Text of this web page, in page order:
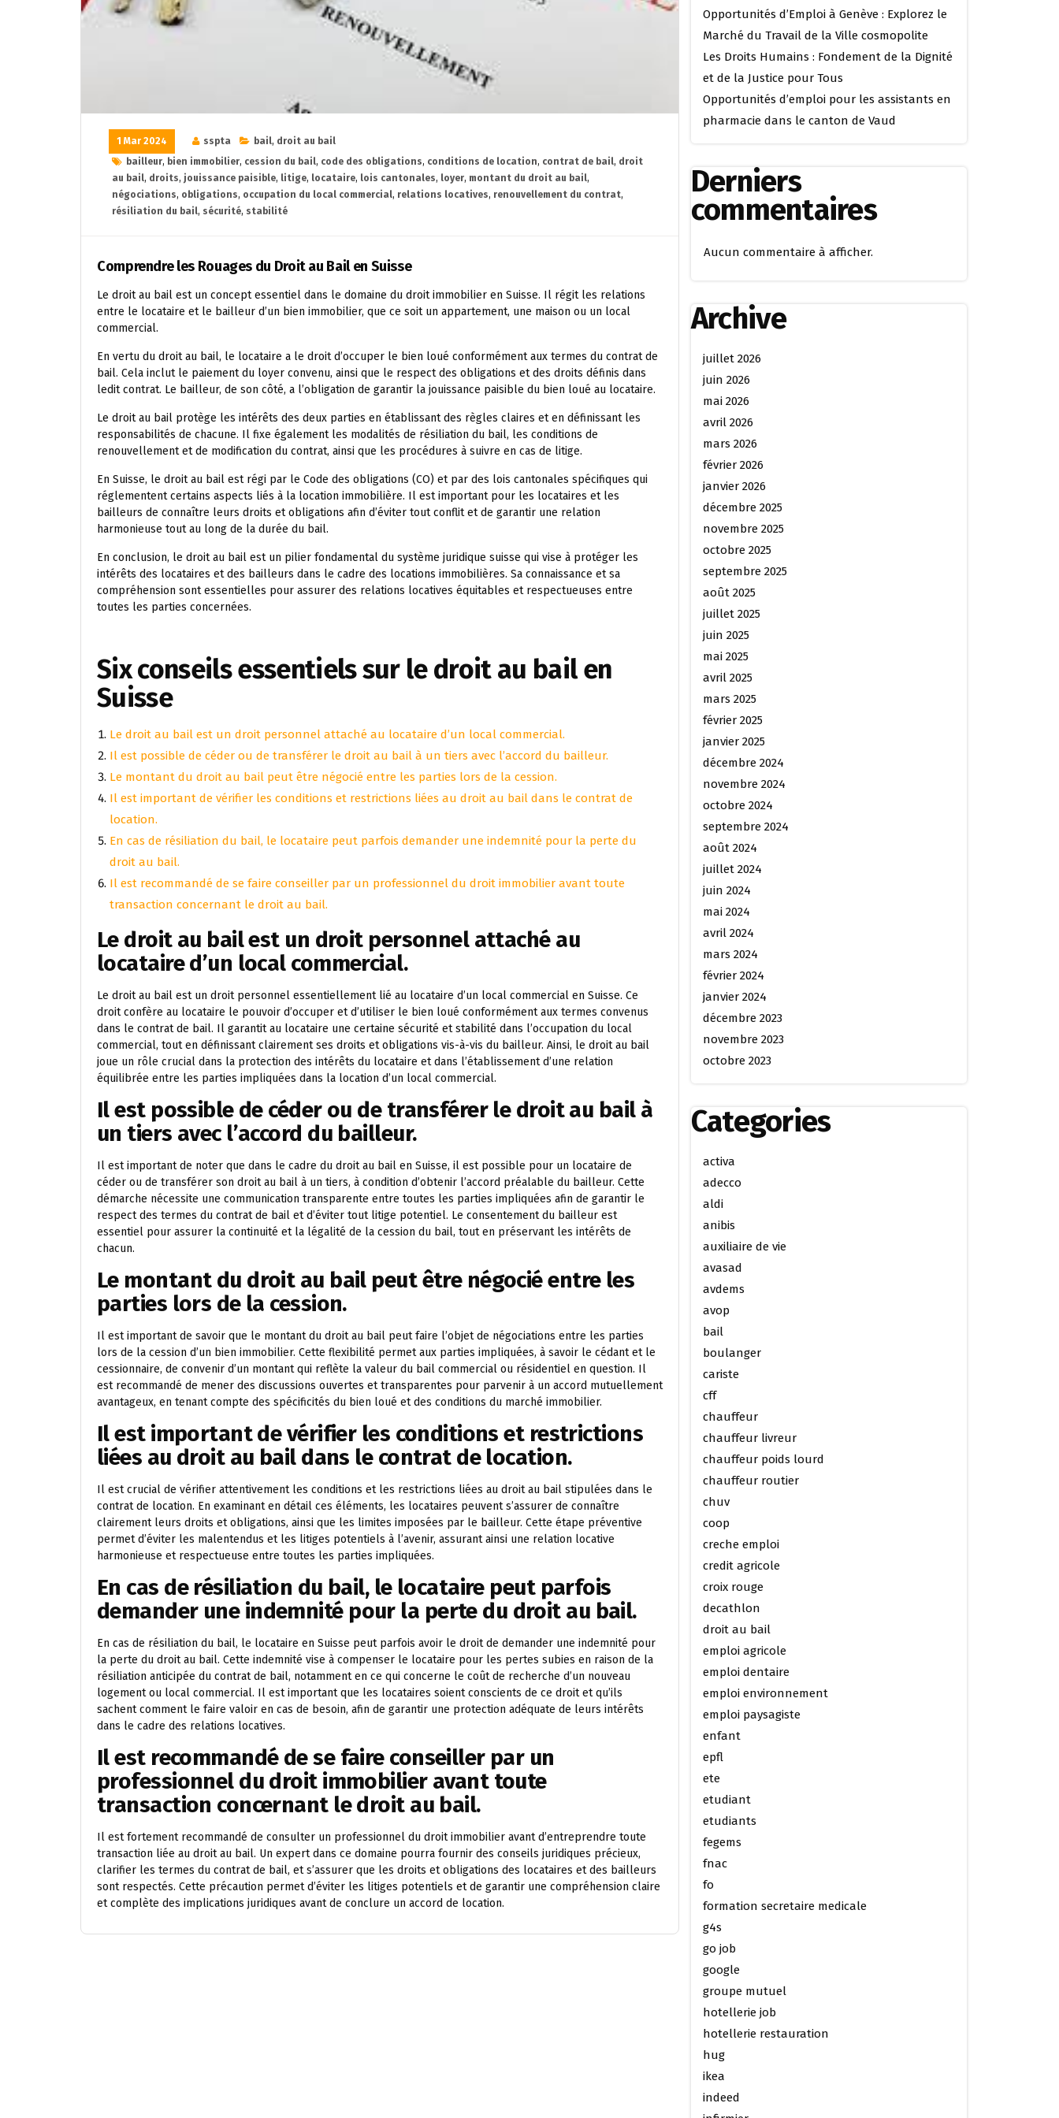
1 Mar 2024 sspta bail, droit au bail
bailleur, bien immobilier, cession du bail, code des obligations, conditions de location, contrat de bail, droit
au bail, droits, jouissance paisible, litige, locataire, lois cantonales, loyer, montant du droit au bail,
négociations, obligations, occupation du local commercial, relations locatives, renouvellement du contrat,
résiliation du bail, sécurité, stabilité
Comprendre les Rouages du Droit au Bail en Suisse
Le droit au bail est un concept essentiel dans le domaine du droit immobilier en Suisse. Il régit les relations
entre le locataire et le bailleur d’un bien immobilier, que ce soit un appartement, une maison ou un local
commercial.
En vertu du droit au bail, le locataire a le droit d’occuper le bien loué conformément aux termes du contrat de
bail. Cela inclut le paiement du loyer convenu, ainsi que le respect des obligations et des droits définis dans
ledit contrat. Le bailleur, de son côté, a l’obligation de garantir la jouissance paisible du bien loué au locataire.
Le droit au bail protège les intérêts des deux parties en établissant des règles claires et en définissant les
responsabilités de chacune. Il fixe également les modalités de résiliation du bail, les conditions de
renouvellement et de modification du contrat, ainsi que les procédures à suivre en cas de litige.
En Suisse, le droit au bail est régi par le Code des obligations (CO) et par des lois cantonales spécifiques qui
réglementent certains aspects liés à la location immobilière. Il est important pour les locataires et les
bailleurs de connaître leurs droits et obligations afin d’éviter tout conflit et de garantir une relation
harmonieuse tout au long de la durée du bail.
En conclusion, le droit au bail est un pilier fondamental du système juridique suisse qui vise à protéger les
intérêts des locataires et des bailleurs dans le cadre des locations immobilières. Sa connaissance et sa
compréhension sont essentielles pour assurer des relations locatives équitables et respectueuses entre
toutes les parties concernées.
Six conseils essentiels sur le droit au bail en
Suisse
Le droit au bail est un droit personnel attaché au locataire d’un local commercial.
Il est possible de céder ou de transférer le droit au bail à un tiers avec l’accord du bailleur.
Le montant du droit au bail peut être négocié entre les parties lors de la cession.
Il est important de vérifier les conditions et restrictions liées au droit au bail dans le contrat de
location.
En cas de résiliation du bail, le locataire peut parfois demander une indemnité pour la perte du
droit au bail.
Il est recommandé de se faire conseiller par un professionnel du droit immobilier avant toute
transaction concernant le droit au bail.
Le droit au bail est un droit personnel attaché au
locataire d’un local commercial.
Le droit au bail est un droit personnel essentiellement lié au locataire d’un local commercial en Suisse. Ce
droit confère au locataire le pouvoir d’occuper et d’utiliser le bien loué conformément aux termes convenus
dans le contrat de bail. Il garantit au locataire une certaine sécurité et stabilité dans l’occupation du local
commercial, tout en définissant clairement ses droits et obligations vis-à-vis du bailleur. Ainsi, le droit au bail
joue un rôle crucial dans la protection des intérêts du locataire et dans l’établissement d’une relation
équilibrée entre les parties impliquées dans la location d’un local commercial.
Il est possible de céder ou de transférer le droit au bail à
un tiers avec l’accord du bailleur.
Il est important de noter que dans le cadre du droit au bail en Suisse, il est possible pour un locataire de
céder ou de transférer son droit au bail à un tiers, à condition d’obtenir l’accord préalable du bailleur. Cette
démarche nécessite une communication transparente entre toutes les parties impliquées afin de garantir le
respect des termes du contrat de bail et d’éviter tout litige potentiel. Le consentement du bailleur est
essentiel pour assurer la continuité et la légalité de la cession du bail, tout en préservant les intérêts de
chacun.
Le montant du droit au bail peut être négocié entre les
parties lors de la cession.
Il est important de savoir que le montant du droit au bail peut faire l’objet de négociations entre les parties
lors de la cession d’un bien immobilier. Cette flexibilité permet aux parties impliquées, à savoir le cédant et le
cessionnaire, de convenir d’un montant qui reflète la valeur du bail commercial ou résidentiel en question. Il
est recommandé de mener des discussions ouvertes et transparentes pour parvenir à un accord mutuellement
avantageux, en tenant compte des spécificités du bien loué et des conditions du marché immobilier.
Il est important de vérifier les conditions et restrictions
liées au droit au bail dans le contrat de location.
Il est crucial de vérifier attentivement les conditions et les restrictions liées au droit au bail stipulées dans le
contrat de location. En examinant en détail ces éléments, les locataires peuvent s’assurer de connaître
clairement leurs droits et obligations, ainsi que les limites imposées par le bailleur. Cette étape préventive
permet d’éviter les malentendus et les litiges potentiels à l’avenir, assurant ainsi une relation locative
harmonieuse et respectueuse entre toutes les parties impliquées.
En cas de résiliation du bail, le locataire peut parfois
demander une indemnité pour la perte du droit au bail.
En cas de résiliation du bail, le locataire en Suisse peut parfois avoir le droit de demander une indemnité pour
la perte du droit au bail. Cette indemnité vise à compenser le locataire pour les pertes subies en raison de la
résiliation anticipée du contrat de bail, notamment en ce qui concerne le coût de recherche d’un nouveau
logement ou local commercial. Il est important que les locataires soient conscients de ce droit et qu’ils
sachent comment le faire valoir en cas de besoin, afin de garantir une protection adéquate de leurs intérêts
dans le cadre des relations locatives.
Il est recommandé de se faire conseiller par un
professionnel du droit immobilier avant toute
transaction concernant le droit au bail.
Il est fortement recommandé de consulter un professionnel du droit immobilier avant d’entreprendre toute
transaction liée au droit au bail. Un expert dans ce domaine pourra fournir des conseils juridiques précieux,
clarifier les termes du contrat de bail, et s’assurer que les droits et obligations des locataires et des bailleurs
sont respectés. Cette précaution permet d’éviter les litiges potentiels et de garantir une compréhension claire
et complète des implications juridiques avant de conclure un accord de location.
Opportunités d’Emploi à Genève : Explorez le
Marché du Travail de la Ville cosmopolite
Les Droits Humains : Fondement de la Dignité
et de la Justice pour Tous
Opportunités d’emploi pour les assistants en
pharmacie dans le canton de Vaud
Derniers
commentaires
Aucun commentaire à afficher.
Archive
juillet 2026
juin 2026
mai 2026
avril 2026
mars 2026
février 2026
janvier 2026
décembre 2025
novembre 2025
octobre 2025
septembre 2025
août 2025
juillet 2025
juin 2025
mai 2025
avril 2025
mars 2025
février 2025
janvier 2025
décembre 2024
novembre 2024
octobre 2024
septembre 2024
août 2024
juillet 2024
juin 2024
mai 2024
avril 2024
mars 2024
février 2024
janvier 2024
décembre 2023
novembre 2023
octobre 2023
Categories
activa
adecco
aldi
anibis
auxiliaire de vie
avasad
avdems
avop
bail
boulanger
cariste
cff
chauffeur
chauffeur livreur
chauffeur poids lourd
chauffeur routier
chuv
coop
creche emploi
credit agricole
croix rouge
decathlon
droit au bail
emploi agricole
emploi dentaire
emploi environnement
emploi paysagiste
enfant
epfl
ete
etudiant
etudiants
fegems
fnac
fo
formation secretaire medicale
g4s
go job
google
groupe mutuel
hotellerie job
hotellerie restauration
hug
ikea
indeed